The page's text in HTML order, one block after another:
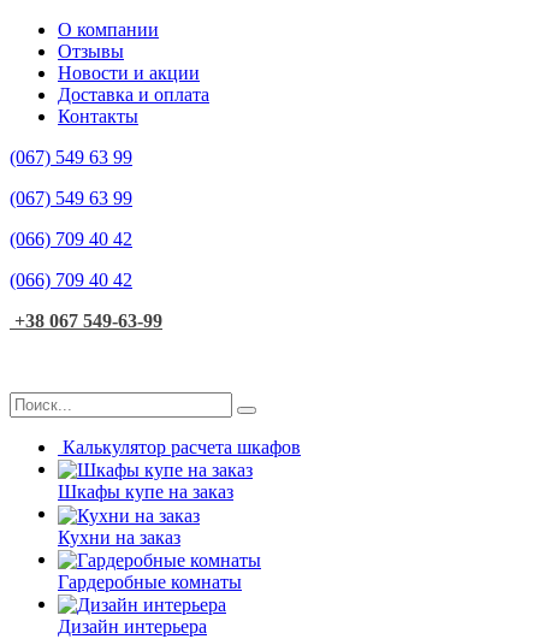
О компании
Отзывы
Новости и акции
Доставка и оплата
Контакты
(067) 549 63 99
(067) 549 63 99
(066) 709 40 42
(066) 709 40 42
+38 067 549-63-99
Калькулятор расчета шкафов
Шкафы купе на заказ
Кухни на заказ
Гардеробные комнаты
Дизайн интерьера